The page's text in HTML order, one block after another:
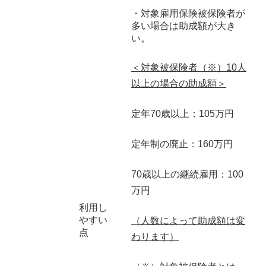
利用し
やすい
点
・対象雇用保険被保険者が
多い場合は助成額が大き
い。
＜対象被保険者（※）10人
以上の場合の助成額＞
定年70歳以上：105万円
定年制の廃止：160万円
70歳以上の継続雇用：100
万円
（人数によって助成額は変
わります）